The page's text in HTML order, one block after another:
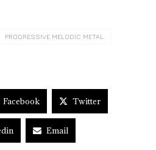
PROGRESSIVE MELODIC METAL
Facebook Twitter
Email